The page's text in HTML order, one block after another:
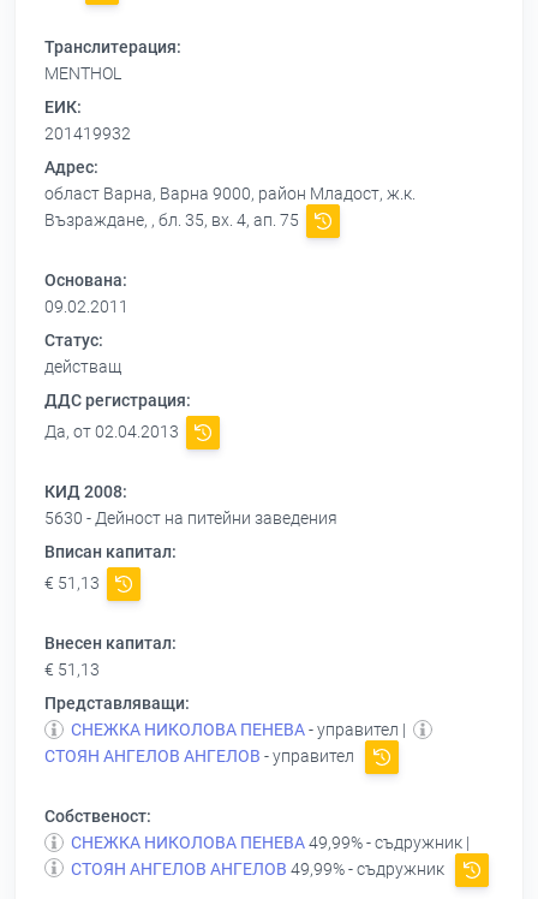
Транслитерация:
MENTHOL
ЕИК:
201419932
Адрес:
област Варна, Варна 9000, район Младост, ж.к.
Възраждане, , бл. 35, вх. 4, ап. 75
Основана:
09.02.2011
Статус:
действащ
ДДС регистрация:
Да, от 02.04.2013
КИД 2008:
5630 - Дейност на питейни заведения
Вписан капитал:
€ 51,13
Внесен капитал:
€ 51,13
Представляващи:
СНЕЖКА НИКОЛОВА ПЕНЕВА- управител |
СТОЯН АНГЕЛОВ АНГЕЛОВ - управител
Собственост:
СНЕЖКА НИКОЛОВА ПЕНЕВА49,99% - съдружник |
СТОЯН АНГЕЛОВ АНГЕЛОВ 49,99% - съдружник